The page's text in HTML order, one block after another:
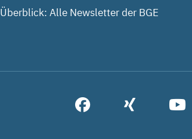
Überblick: Alle Newsletter der BGE